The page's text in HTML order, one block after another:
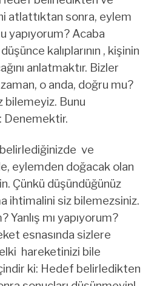
atlattıktan sonra, eylem
yapıyorum? Acaba
kalıplarının , kişinin
anlatmaktır. Bizler
o anda, doğru mu?
bilemeyiz. Bunu
Denemektir.
ve
eylemden doğacak olan
Çünkü düşündüğünüz
ihtimalini siz bilemezsiniz.
Yanlış mı yapıyorum?
esnasında sizlere
hareketinizi bile
ki: Hedef belirledikten